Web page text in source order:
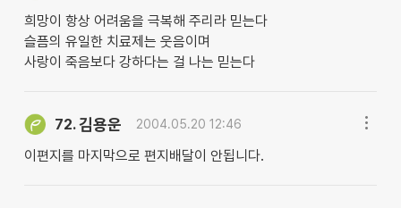
희망이 항상 어려움을 극복해 주리라 믿는다
슬픔의 유일한 치료제는 웃음이며
사랑이 죽음보다 강하다는 걸 나는 믿는다
72.김용운 2004.05.20 12:46
이편지를 마지막으로 편지배달이 안됩니다.